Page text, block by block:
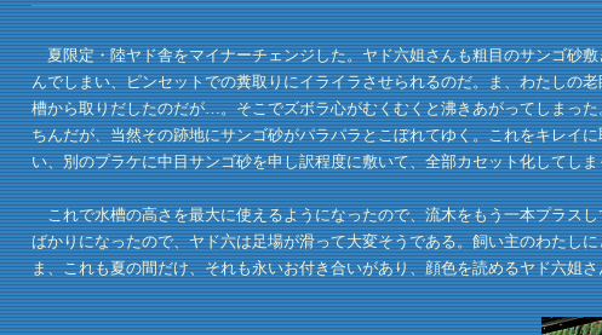
夏限定・陸ヤド舎をマイナーチェンジした。ヤド六姐さんも粗目のサンゴ砂
んでしまい、ピンセットでの糞取りにイライラさせられるのだ。ま、わたしの
槽から取りだしたのだが…。そこでズボラ心がむくむくと沸きあがってしまっ
ちんだが、当然その跡地にサンゴ砂がパラパラとこぼれてゆく。これをキレイ
い、別のプラケに中目サンゴ砂を申し訳程度に敷いて、全部カセット化してし
これで水槽の高さを最大に使えるようになったので、流木をもう一本プラス
ばかりになったので、ヤド六は足場が滑って大変そうである。飼い主のわたし
ま、これも夏の間だけ、それも永いお付き合いがあり、顔色を読めるヤド六姐